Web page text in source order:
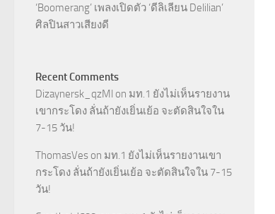
‘Boomerang’ เพลงเปิดตัว ‘ดีลิเลียน Delilian’
ศิลปินสาวเสียงดี
Recent Comments
Dizaynersk_qzMl on มท.1 ยังไม่เห็นรายงาน
เขากระโดง ลั่นถ้ายังเยิ่นเย้อ จะตัดสินใจใน
7-15 วัน!
ThomasVes on มท.1 ยังไม่เห็นรายงานเขา
กระโดง ลั่นถ้ายังเยิ่นเย้อ จะตัดสินใจใน 7-15
วัน!